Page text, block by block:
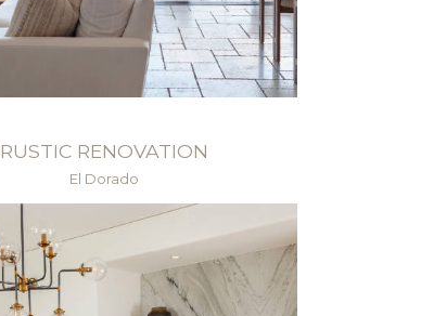
RUSTIC RENOVATION
El Dorado